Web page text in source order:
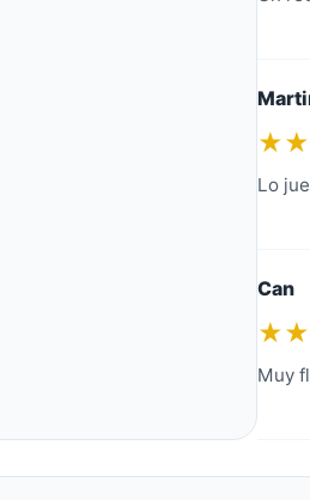
Lo
Can
Muy